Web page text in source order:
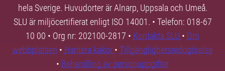
hela Sverige. Huvudorter är Alnarp, Uppsala och Umeå.
SLU är miljöcertifierat enligt ISO 14001. • Telefon: 018-67
10 00 • Org nr: 202100-2817 • Kontakta SLU • Om
webbplatsen • Hantera kakor • Tillgänglighetsredogörelse
• Behandling av personuppgifter